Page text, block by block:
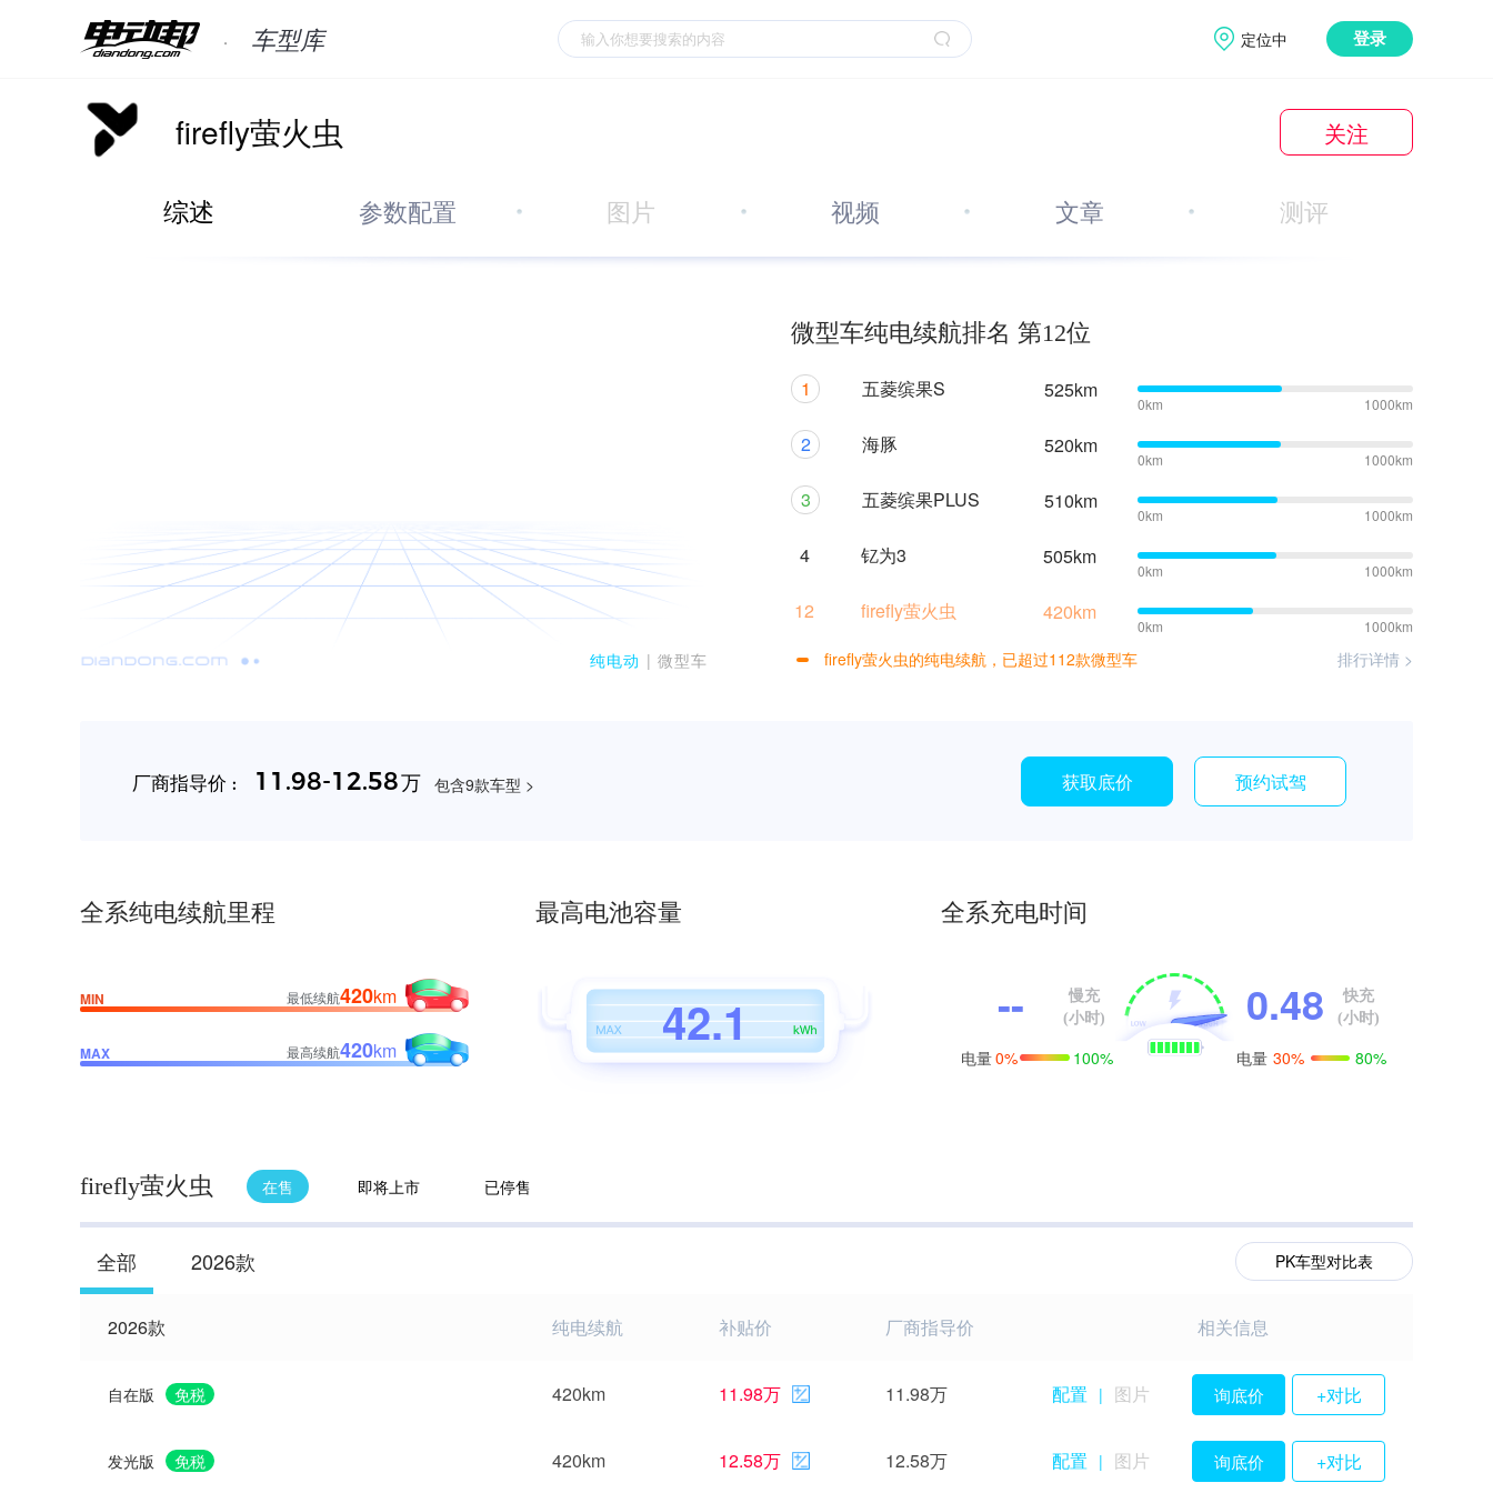
车型库 定位中 登录
firefly萤火虫 关注
综述 参数配置 图片 视频 文章 测评
纯电动 | 微型车
微型车纯电续航排名 第12位
1 五菱缤果S 525km
0km 1000km
2 海豚 520km
0km 1000km
3 五菱缤果PLUS 510km
0km 1000km
4 钇为3 505km
0km 1000km
12 firefly萤火虫 420km
0km 1000km
firefly萤火虫的纯电续航，已超过112款微型车 排行详情 >
厂商指导价 : 11.98-12.58万 包含9款车型 > 获取底价 预约试驾
全系纯电续航里程
MIN 最低续航420km
MAX 最高续航420km
最高电池容量
1
2
3
4
1
2.
0
1
全系充电时间
--
慢充
(小时)
电量0% 100%
0.48
快充
(小时)
电量 30% 80%
firefly萤火虫 在售 即将上市 已停售
全部 2026款 PK车型对比表
2026款 纯电续航 补贴价 厂商指导价 相关信息
自在版 免税 420km 11.98万 11.98万 配置 | 图片 询底价 +对比
发光版 免税 420km 12.58万 12.58万 配置 | 图片 询底价 +对比